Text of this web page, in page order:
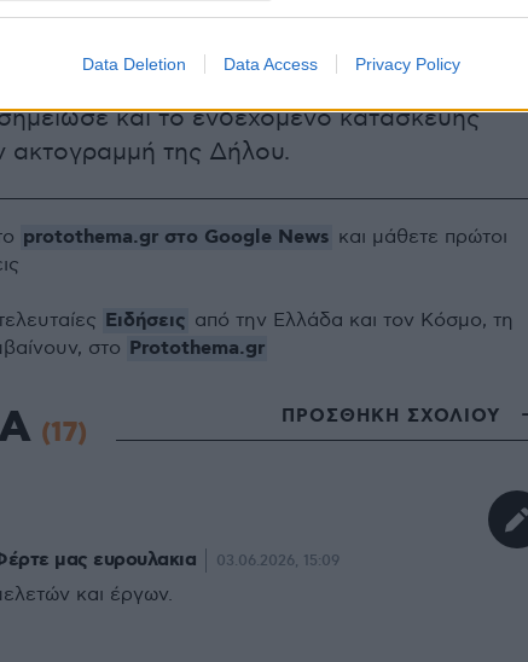
Data Deletion Data Access Privacy Policy
την εκπόνηση μελετών ακτομηχανικής, τη
τεχνιτών υφάλων και την ανάπτυξη των
και το ενδεχόμενο κατασκευής
ακτογραμμή της Δήλου.
protothema.gr στο Google News και μάθετε πρώτοι
Ειδήσεις από την Ελλάδα και τον Κόσμο, τη
στο Protothema.gr
(17) ΠΡΟΣΘΗΚΗ ΣΧΟΛΙΟΥ
μας ευρουλακια 03.06.2026, 15:09
και έργων.